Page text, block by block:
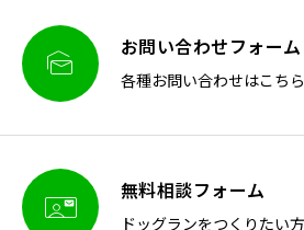
 お問い合わせフォーム
各種お問い合わせはこち
 無料相談フォーム
ドッグランをつくりたい